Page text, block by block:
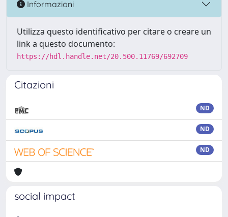
Informazioni
Utilizza questo identificativo per citare o creare un
link a questo documento:
https://hdl.handle.net/20.500.11769/692709
Citazioni
ND
ND
ND
social impact